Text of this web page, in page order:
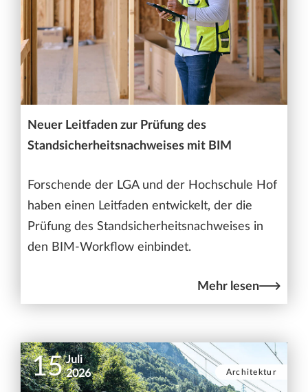
Neuer Leitfaden zur Prüfung des
Standsicherheitsnachweises mit BIM
Forschende der LGA und der Hochschule Hof
haben einen Leitfaden entwickelt, der die
Prüfung des Standsicherheitsnachweises in
den BIM-Workflow einbindet.
Mehr lesen
15 Juli
2026
Architektur